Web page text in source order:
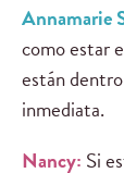
Annamarie
como estar
están
inmediata.
Nancy: Si